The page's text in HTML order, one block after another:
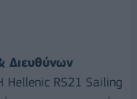
Διευθύνων
Hellenic RS21 Sailing